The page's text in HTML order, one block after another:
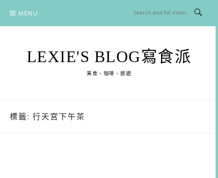
content
MENU
LEXIE'S BLOG寫食派
美食、咖啡、旅遊
標籤: 行天宮下午茶